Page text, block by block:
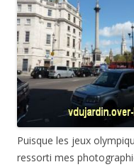
Puisque les jeux
ressorti mes